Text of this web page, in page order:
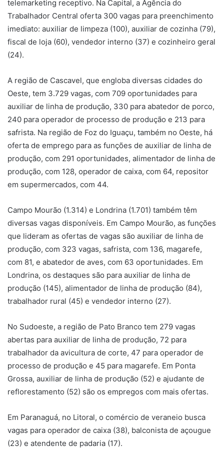
telemarketing receptivo. Na Capital, a Agência do
Trabalhador Central oferta 300 vagas para preenchimento
imediato: auxiliar de limpeza (100), auxiliar de cozinha (79),
fiscal de loja (60), vendedor interno (37) e cozinheiro geral
(24).
A região de Cascavel, que engloba diversas cidades do
Oeste, tem 3.729 vagas, com 709 oportunidades para
auxiliar de linha de produção, 330 para abatedor de porco,
240 para operador de processo de produção e 213 para
safrista. Na região de Foz do Iguaçu, também no Oeste, há
oferta de emprego para as funções de auxiliar de linha de
produção, com 291 oportunidades, alimentador de linha de
produção, com 128, operador de caixa, com 64, repositor
em supermercados, com 44.
Campo Mourão (1.314) e Londrina (1.701) também têm
diversas vagas disponíveis. Em Campo Mourão, as funções
que lideram as ofertas de vagas são auxiliar de linha de
produção, com 323 vagas, safrista, com 136, magarefe,
com 81, e abatedor de aves, com 63 oportunidades. Em
Londrina, os destaques são para auxiliar de linha de
produção (145), alimentador de linha de produção (84),
trabalhador rural (45) e vendedor interno (27).
No Sudoeste, a região de Pato Branco tem 279 vagas
abertas para auxiliar de linha de produção, 72 para
trabalhador da avicultura de corte, 47 para operador de
processo de produção e 45 para magarefe. Em Ponta
Grossa, auxiliar de linha de produção (52) e ajudante de
reflorestamento (52) são os empregos com mais ofertas.
Em Paranaguá, no Litoral, o comércio de veraneio busca
vagas para operador de caixa (38), balconista de açougue
(23) e atendente de padaria (17).